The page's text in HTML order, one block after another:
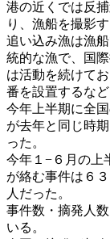
港の近くでは反
り、漁船を撮影
追い込み漁は漁
統的な漁で、国
は活動を続けて
番を設置するな
今年上半期に全
が去年と同じ時
った。
今年１−６月の上
が絡む事件は６
人だった。
事件数・摘発人
いる。